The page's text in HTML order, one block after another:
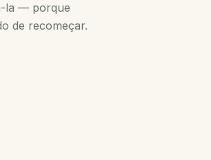
la — porque
de recomeçar.